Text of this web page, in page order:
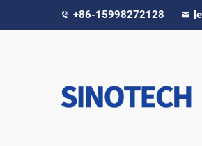
+86-15998272128